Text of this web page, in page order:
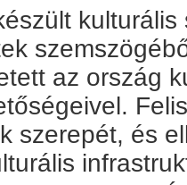
az ország
szerepét, és